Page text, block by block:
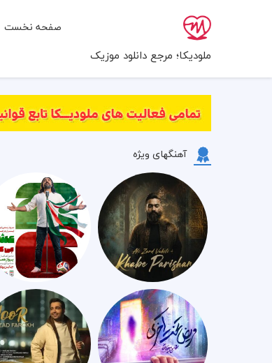
ملودیکا؛ مرجع دانلود موزیک
صفحه نخست
آهنگهای ویژه